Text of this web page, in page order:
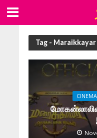
Tag - Maraikkayar